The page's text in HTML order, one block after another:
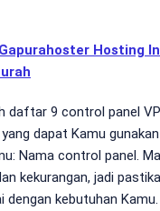
Hosting
daftar 9 control panel
dapat Kamu
Nama control panel.
kekurangan, jadi
dengan kebutuhan Kamu.